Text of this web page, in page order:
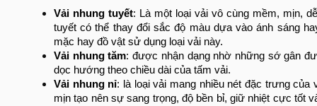
Vải nhung tuyết: Là một loại vải vô cùng mềm, mịn,
tuyết có thể thay đổi sắc độ màu dựa vào ánh sáng
mặc hay đồ vật sử dụng loại vải này.
Vải nhung tăm: được nhận dạng nhờ những sớ gân
dọc hướng theo chiều dài của tấm vải.
Vải nhung nỉ: là loại vải mang nhiều nét đặc trưng
mịn tạo nên sự sang trọng, độ bền bỉ, giữ nhiệt cực tốt